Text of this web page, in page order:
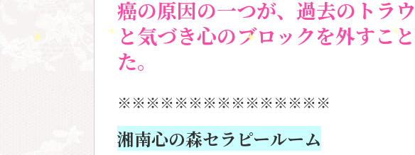
癌の原因の一つが、過去のトラ
と気づき心のブロックを外すこ
た。
※※※※※※※※※※※※※※※
湘南心の森セラピールーム